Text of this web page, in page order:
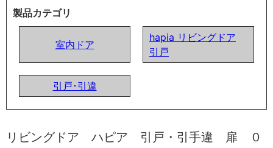
製品カテゴリ
室内ドア
hapia リビングドア
引戸
引戸･引違
リビングドア ハピア 引戸・引手違 扉 ０